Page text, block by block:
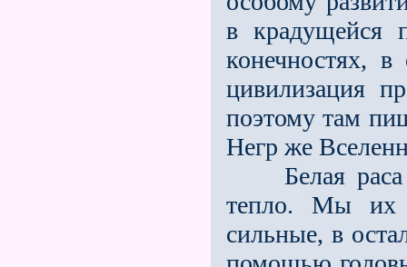
в крадущейся
конечностях, в
цивилизация
поэтому там
Негр же
Белая раса
тепло. Мы их
сильные, в